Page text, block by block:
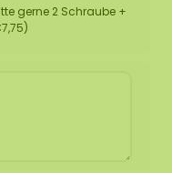
gerne 2 Schraube +